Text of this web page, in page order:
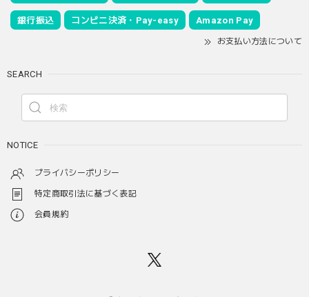
銀行振込 コンビニ決済・Pay-easy Amazon Pay
お支払い方法について
SEARCH
NOTICE
プライバシーポリシー
特定商取引法に基づく表記
会員規約